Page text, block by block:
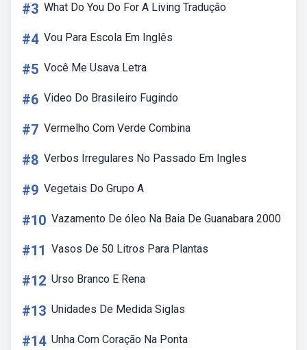
#3 What Do You Do For A Living Tradução
#4 Vou Para Escola Em Inglês
#5 Você Me Usava Letra
#6 Video Do Brasileiro Fugindo
#7 Vermelho Com Verde Combina
#8 Verbos Irregulares No Passado Em Ingles
#9 Vegetais Do Grupo A
#10 Vazamento De óleo Na Baia De Guanabara 2000
#11 Vasos De 50 Litros Para Plantas
#12 Urso Branco E Rena
#13 Unidades De Medida Siglas
#14 Unha Com Coração Na Ponta